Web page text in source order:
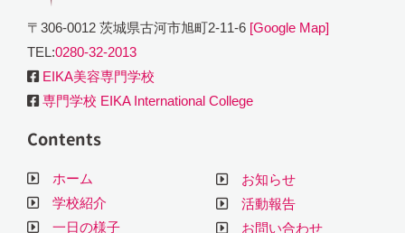
〒306-0012 茨城県古河市旭町2-11-6 [Google Map]
TEL:0280-32-2013
EIKA美容専門学校
専門学校 EIKA International College
Contents
ホーム
学校紹介
一日の様子
お知らせ
活動報告
お問い合わせ